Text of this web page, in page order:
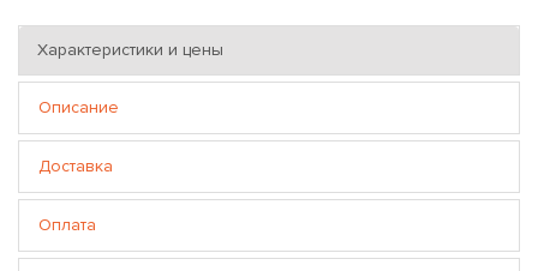
Характеристики и цены
Описание
Доставка
Оплата